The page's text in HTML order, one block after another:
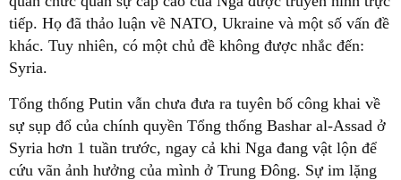
tiếp. Họ đã thảo luận về NATO, Ukraine và một số vấn đề
khác. Tuy nhiên, có một chủ đề không được nhắc đến:
Syria.
Tổng thống Putin vẫn chưa đưa ra tuyên bố công khai về
sự sụp đổ của chính quyền Tổng thống Bashar al-Assad ở
Syria hơn 1 tuần trước, ngay cả khi Nga đang vật lộn để
cứu vãn ảnh hưởng của mình ở Trung Đông. Sự im lặng